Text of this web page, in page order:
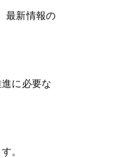
最新情報の
に必要な
。